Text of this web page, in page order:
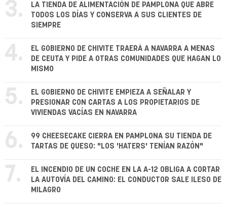
3.
LA TIENDA DE ALIMENTACIÓN DE PAMPLONA QUE ABRE
TODOS LOS DÍAS Y CONSERVA A SUS CLIENTES DE
SIEMPRE
4.
EL GOBIERNO DE CHIVITE TRAERÁ A NAVARRA A MENAS
DE CEUTA Y PIDE A OTRAS COMUNIDADES QUE HAGAN LO
MISMO
5.
EL GOBIERNO DE CHIVITE EMPIEZA A SEÑALAR Y
PRESIONAR CON CARTAS A LOS PROPIETARIOS DE
VIVIENDAS VACÍAS EN NAVARRA
6.
99 CHEESECAKE CIERRA EN PAMPLONA SU TIENDA DE
TARTAS DE QUESO: "LOS 'HATERS' TENÍAN RAZÓN"
7.
EL INCENDIO DE UN COCHE EN LA A-12 OBLIGA A CORTAR
LA AUTOVÍA DEL CAMINO: EL CONDUCTOR SALE ILESO DE
MILAGRO